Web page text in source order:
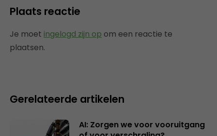
Plaats reactie
Je moet ingelogd zijn op om een reactie te
plaatsen.
Gerelateerde artikelen
AI: Zorgen we voor vooruitgang